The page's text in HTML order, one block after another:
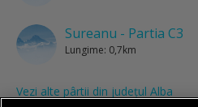
Sureanu - Partia C3
Lungime: 0,7km
Vezi alte pârtii din județul Alba